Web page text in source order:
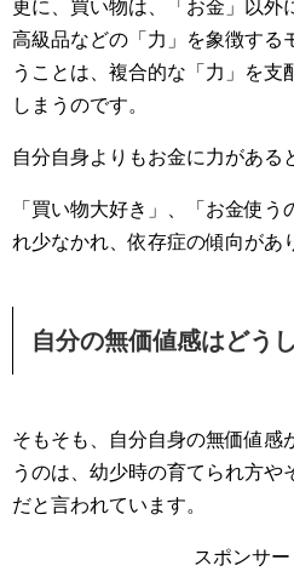
更に、買い物は、「お金」以外
高級品などの「力」を象徴する
うことは、複合的な「力」を支
しまうのです。
自分自身よりもお金に力がある
「買い物大好き」、「お金使
れ少なかれ、依存症の傾向があ
自分の無価値感はどう
そもそも、自分自身の無価値感
うのは、幼少時の育てられ方や
だと言われています。
スポンサ